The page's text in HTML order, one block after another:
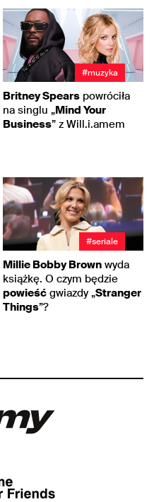
#muzyka
Britney Spears powróciła
na singlu „Mind Your
Business” z Will.i.amem
#seriale
Millie Bobby Brown wyda
książkę. O czym będzie
powieść gwiazdy „Stranger
Things”?